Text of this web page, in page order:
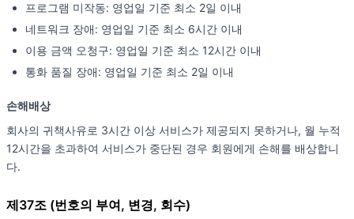
프로그램 미작동: 영업일 기준 최소 2일 이내
네트워크 장애: 영업일 기준 최소 6시간 이내
이용 금액 오청구: 영업일 기준 최소 12시간 이내
통화 품질 장애: 영업일 기준 최소 2일 이내
손해배상
회사의 귀책사유로 3시간 이상 서비스가 제공되지 못하거나, 월 누적
12시간을 초과하여 서비스가 중단된 경우 회원에게 손해를 배상합니
다.
제37조 (번호의 부여, 변경, 회수)